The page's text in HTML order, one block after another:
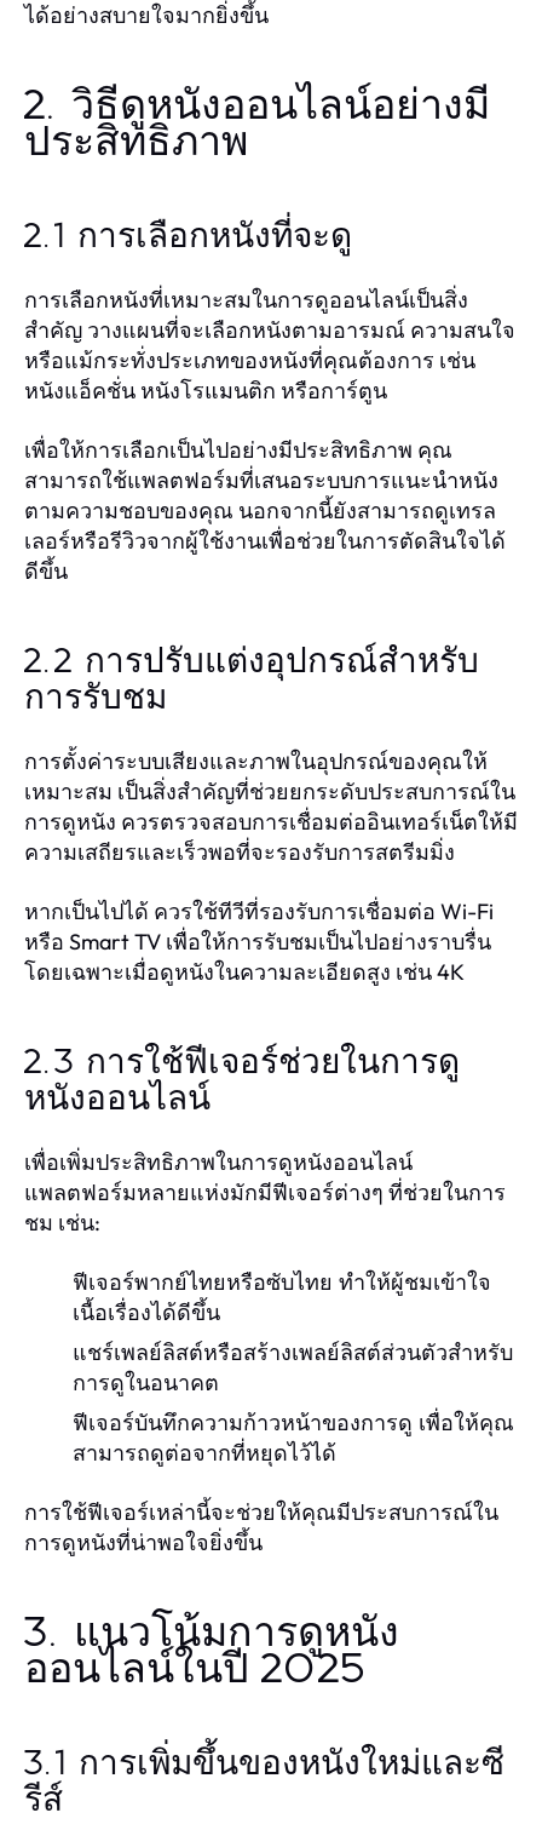
ได้อย่างสบายใจมากยิ่งขึ้น
2. วิธีดูหนังออนไลน์อย่างมี
ประสิทธิภาพ
2.1 การเลือกหนังที่จะดู
การเลือกหนังที่เหมาะสมในการดูออนไลน์เป็นสิ่ง
สำคัญ วางแผนที่จะเลือกหนังตามอารมณ์ ความสนใจ
หรือแม้กระทั่งประเภทของหนังที่คุณต้องการ เช่น
หนังแอ็คชั่น หนังโรแมนติก หรือการ์ตูน
เพื่อให้การเลือกเป็นไปอย่างมีประสิทธิภาพ คุณ
สามารถใช้แพลตฟอร์มที่เสนอระบบการแนะนำหนัง
ตามความชอบของคุณ นอกจากนี้ยังสามารถดูเทรล
เลอร์หรือรีวิวจากผู้ใช้งานเพื่อช่วยในการตัดสินใจได้
ดีขึ้น
2.2 การปรับแต่งอุปกรณ์สำหรับ
การรับชม
การตั้งค่าระบบเสียงและภาพในอุปกรณ์ของคุณให้
เหมาะสม เป็นสิ่งสำคัญที่ช่วยยกระดับประสบการณ์ใน
การดูหนัง ควรตรวจสอบการเชื่อมต่ออินเทอร์เน็ตให้มี
ความเสถียรและเร็วพอที่จะรองรับการสตรีมมิ่ง
หากเป็นไปได้ ควรใช้ทีวีที่รองรับการเชื่อมต่อ Wi-Fi
หรือ Smart TV เพื่อให้การรับชมเป็นไปอย่างราบรื่น
โดยเฉพาะเมื่อดูหนังในความละเอียดสูง เช่น 4K
2.3 การใช้ฟีเจอร์ช่วยในการดู
หนังออนไลน์
เพื่อเพิ่มประสิทธิภาพในการดูหนังออนไลน์
แพลตฟอร์มหลายแห่งมักมีฟีเจอร์ต่างๆ ที่ช่วยในการ
ชม เช่น:
ฟีเจอร์พากย์ไทยหรือซับไทย ทำให้ผู้ชมเข้าใจ
เนื้อเรื่องได้ดีขึ้น
แชร์เพลย์ลิสต์หรือสร้างเพลย์ลิสต์ส่วนตัวสำหรับ
การดูในอนาคต
ฟีเจอร์บันทึกความก้าวหน้าของการดู เพื่อให้คุณ
สามารถดูต่อจากที่หยุดไว้ได้
การใช้ฟีเจอร์เหล่านี้จะช่วยให้คุณมีประสบการณ์ใน
การดูหนังที่น่าพอใจยิ่งขึ้น
3. แนวโน้มการดูหนัง
ออนไลน์ในปี 2025
3.1 การเพิ่มขึ้นของหนังใหม่และซี
รีส์